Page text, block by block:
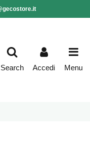
Search Accedi Menu